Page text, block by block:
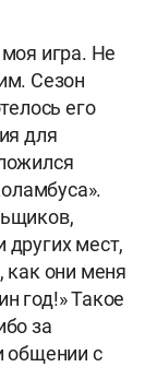
игра. Не
Сезон
его
для
мест,
как они меня
год!» Такое
за
общении с